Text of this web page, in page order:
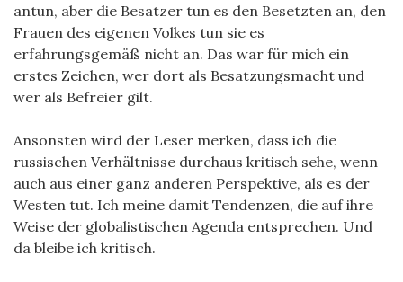
antun, aber die Besatzer tun es den Besetzten an, den
Frauen des eigenen Volkes tun sie es
erfahrungsgemäß nicht an. Das war für mich ein
erstes Zeichen, wer dort als Besatzungsmacht und
wer als Befreier gilt.
Ansonsten wird der Leser merken, dass ich die
russischen Verhältnisse durchaus kritisch sehe, wenn
auch aus einer ganz anderen Perspektive, als es der
Westen tut. Ich meine damit Tendenzen, die auf ihre
Weise der globalistischen Agenda entsprechen. Und
da bleibe ich kritisch.